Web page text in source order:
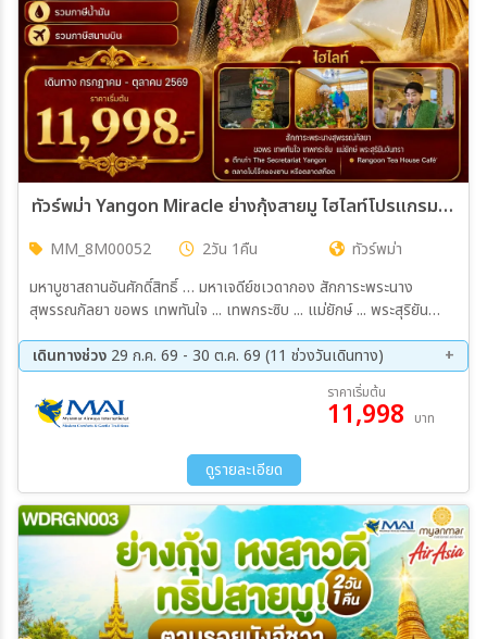
ทัวร์พม่า Yangon Miracle ย่างกุ้งสายมู ไฮไลท์โปรแกรมทัวร์ ย่างกุ้ง มหาเจดีย์ชเวดากอง 2วัน 1คืน (8M)
MM_8M00052 2วัน 1คืน
ทัวร์พม่า
มหาบูชาสถานอันศักดิ์สิทธิ์ … มหาเจดีย์ชเวดากอง สักการะพระนาง
สุพรรณกัลยา ขอพร เทพทันใจ ... เทพกระซิบ ... แม่ยักษ์ ... พระสุริยัน
เดินทางช่วง 29 ก.ค. 69 - 30 ต.ค. 69 (11 ช่วงวันเดินทาง)
20 ส.ค. 69 - 21 ส.ค. 69
28 ส.ค. 69 - 29 ส.ค. 69
03 ก.ย. 69 - 04 ก.ย. 69
10 ก.ย. 69 - 11 ก.ย. 69
17 ก.ย. 69 - 18 ก.ย. 69
08 ต.ค. 69 - 09 ต.ค. 69
22 ต.ค. 69 - 23 ต.ค. 69
29 ต.ค. 69 - 30 ต.ค. 69
ราคาเริ่มต้น
11,998 บาท
ดูรายละเอียด